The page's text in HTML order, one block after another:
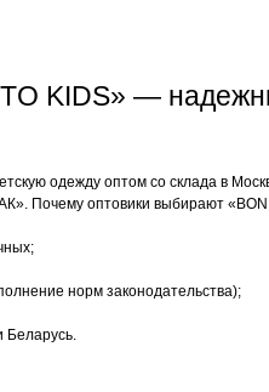
KIDS» —
одежду оптом со склада в
Почему оптовики выбирают
норм законодательства);
Беларусь.